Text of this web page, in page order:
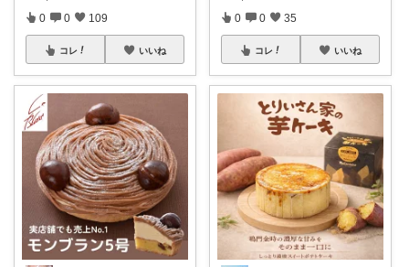
0 0 109
コレ いいね
0 0 35
コレ いいね